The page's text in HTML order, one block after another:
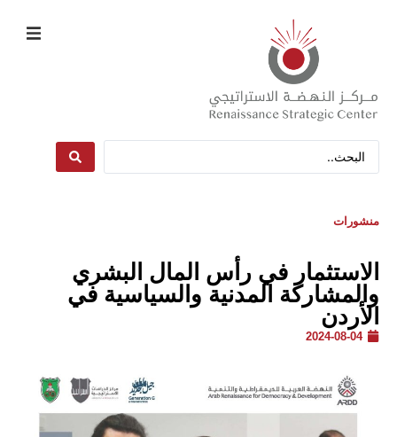
منشورات
الاستثمار في رأس المال البشري
والمشاركة المدنية والسياسية في
الأردن
2024-08-04